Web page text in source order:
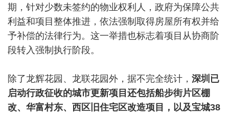
期，针对少数未签约的物业权利人，政府为保障公共
利益和项目整体推进，依法强制取得房屋所有权并给
予补偿的法律行为。这一举措也标志着项目从协商阶
段转入强制执行阶段。
除了龙辉花园、龙联花园外，据不完全统计， 深圳已
启动行政征收的城市更新项目还包括船步街片区棚
改、华富村东、西区旧住宅区改造项目，以及宝城38